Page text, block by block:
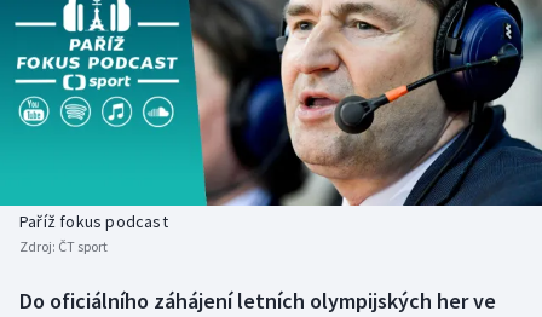
Americký fotbal
Baseball a softbal
Biatlon
NEPŘEHLÉDNĚTE
Soutěže
Aplikace ČT sport
Paříž fokus podcast
Zdroj: ČT sport
Do oficiálního záhájení letních olympijských her ve